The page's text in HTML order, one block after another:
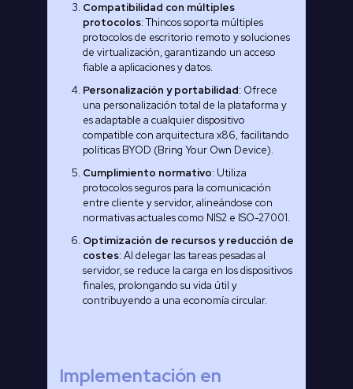
Compatibilidad con múltiples
protocolos: Thincos soporta múltiples
protocolos de escritorio remoto y soluciones
de virtualización, garantizando un acceso
fiable a aplicaciones y datos.
Personalización y portabilidad: Ofrece
una personalización total de la plataforma y
es adaptable a cualquier dispositivo
compatible con arquitectura x86, facilitando
políticas BYOD (Bring Your Own Device).
Cumplimiento normativo: Utiliza
protocolos seguros para la comunicación
entre cliente y servidor, alineándose con
normativas actuales como NIS2 e ISO-27001.
Optimización de recursos y reducción de
costes: Al delegar las tareas pesadas al
servidor, se reduce la carga en los dispositivos
finales, prolongando su vida útil y
contribuyendo a una economía circular.
Implementación en